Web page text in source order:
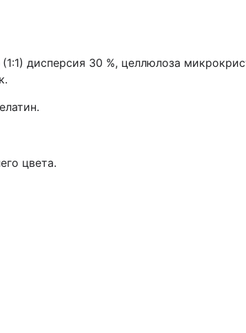
дисперсия 30 %, целлюлоза
цвета.